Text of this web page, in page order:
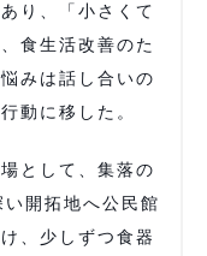
り、「小さくて
食生活改善のた
みは話し合いの
動に移した。
として、集落の
開拓地へ公民館
、少しずつ食器